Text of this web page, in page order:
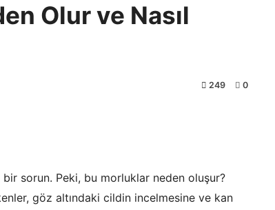
Olur ve Nasıl
249 0
bir sorun. Peki, bu morluklar neden oluşur?
göz altındaki cildin incelmesine ve kan